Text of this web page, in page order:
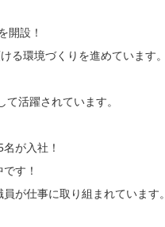
開設！
る環境づくりを進めています。
活躍されています。
が入社！
す！
が仕事に取り組まれています。